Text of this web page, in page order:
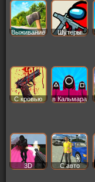
Выживание Шутеры
С кровью в Кальмара
3D С авто